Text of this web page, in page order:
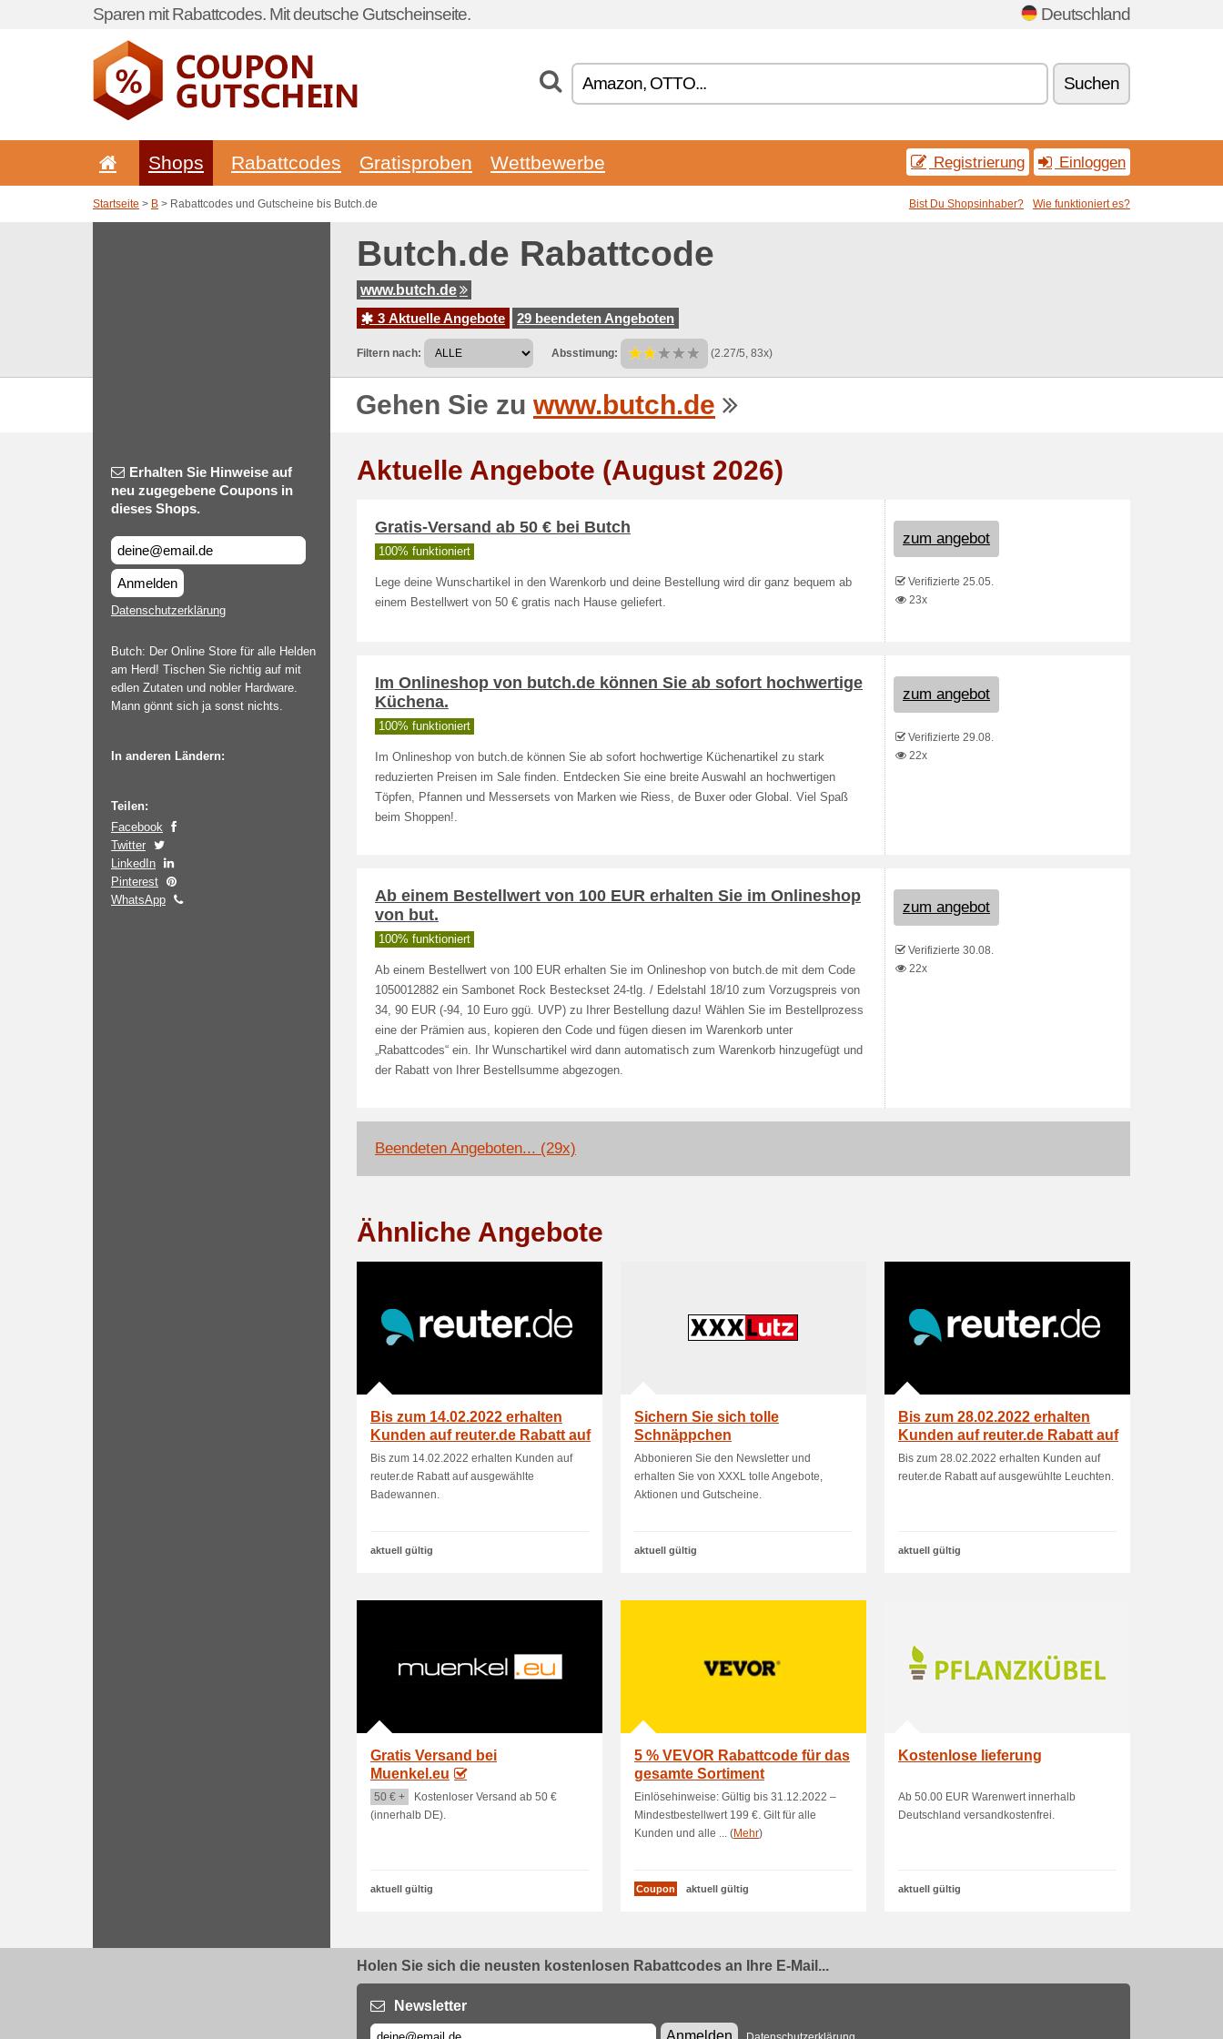
Sparen mit Rabattcodes. Mit deutsche Gutscheinseite. Deutschland
Suchen
Shops Rabattcodes Gratisproben Wettbewerbe Registrierung Einloggen
Startseite > B > Rabattcodes und Gutscheine bis Butch.de Bist Du Shopsinhaber? Wie funktioniert es?
Butch.de Rabattcode
www.butch.de
3 Aktuelle Angebote
29 beendeten Angeboten
Filtern nach: Absstimung: (2.27/5, 83x)
Gehen Sie zu www.butch.de
Erhalten Sie Hinweise auf
neu zugegebene Coupons in
dieses Shops.
Anmelden
Datenschutzerklärung
Butch: Der Online Store für alle Helden
am Herd! Tischen Sie richtig auf mit
edlen Zutaten und nobler Hardware.
Mann gönnt sich ja sonst nichts.
In anderen Ländern:
Teilen:
Facebook
Twitter
LinkedIn
Pinterest
WhatsApp
Aktuelle Angebote (August 2026)
Gratis-Versand ab 50 € bei Butch
100% funktioniert
Lege deine Wunschartikel in den Warenkorb und deine Bestellung wird dir ganz bequem ab
einem Bestellwert von 50 € gratis nach Hause geliefert.
zum angebot
Verifizierte 25.05.
23x
Im Onlineshop von butch.de können Sie ab sofort hochwertige
Küchena.
100% funktioniert
Im Onlineshop von butch.de können Sie ab sofort hochwertige Küchenartikel zu stark
reduzierten Preisen im Sale finden. Entdecken Sie eine breite Auswahl an hochwertigen
Töpfen, Pfannen und Messersets von Marken wie Riess, de Buxer oder Global. Viel Spaß
beim Shoppen!.
zum angebot
Verifizierte 29.08.
22x
Ab einem Bestellwert von 100 EUR erhalten Sie im Onlineshop
von but.
100% funktioniert
Ab einem Bestellwert von 100 EUR erhalten Sie im Onlineshop von butch.de mit dem Code
1050012882 ein Sambonet Rock Besteckset 24-tlg. / Edelstahl 18/10 zum Vorzugspreis von
34, 90 EUR (-94, 10 Euro ggü. UVP) zu Ihrer Bestellung dazu! Wählen Sie im Bestellprozess
eine der Prämien aus, kopieren den Code und fügen diesen im Warenkorb unter
„Rabattcodes“ ein. Ihr Wunschartikel wird dann automatisch zum Warenkorb hinzugefügt und
der Rabatt von Ihrer Bestellsumme abgezogen.
zum angebot
Verifizierte 30.08.
22x
Beendeten Angeboten... (29x)
Ähnliche Angebote
Bis zum 14.02.2022 erhalten
Kunden auf reuter.de Rabatt auf
ausgewä.
Bis zum 14.02.2022 erhalten Kunden auf
reuter.de Rabatt auf ausgewählte
Badewannen.
aktuell gültig
Sichern Sie sich tolle
Schnäppchen
Abbonieren Sie den Newsletter und
erhalten Sie von XXXL tolle Angebote,
Aktionen und Gutscheine.
aktuell gültig
Bis zum 28.02.2022 erhalten
Kunden auf reuter.de Rabatt auf
ausgewü.
Bis zum 28.02.2022 erhalten Kunden auf
reuter.de Rabatt auf ausgewühlte Leuchten.
aktuell gültig
Gratis Versand bei
Muenkel.eu
50 € +
Kostenloser Versand ab 50 €
(innerhalb DE).
aktuell gültig
5 % VEVOR Rabattcode für das
gesamte Sortiment
Einlösehinweise: Gültig bis 31.12.2022 –
Mindestbestellwert 199 €. Gilt für alle
Kunden und alle ... (Mehr)
Coupon aktuell gültig
Kostenlose lieferung
Ab 50.00 EUR Warenwert innerhalb
Deutschland versandkostenfrei.
aktuell gültig
Holen Sie sich die neusten kostenlosen Rabattcodes an Ihre E-Mail...
Newsletter
Anmelden